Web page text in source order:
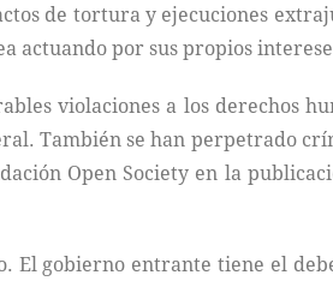
de tortura y ejecuciones
por sus propios
violaciones a los derechos
También se han perpetrado
Open Society en la
El gobierno entrante tiene el